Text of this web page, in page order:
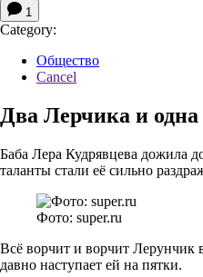
1
Category:
Общество
Cancel
Два Лерчика и одна
Баба Лера Кудрявцева дожила
таланты стали её сильно
Фото: super.ru
Всё ворчит и ворчит Лерунчик
давно наступает ей на пятки.